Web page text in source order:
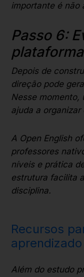
importante é não
Passo 6:
Depois de
direção pode
Nesse momento,
ajuda a organizar
A Open English
professores
níveis e prática
estrutura facilita
disciplina.
Recursos
aprendizado
Além do estudo